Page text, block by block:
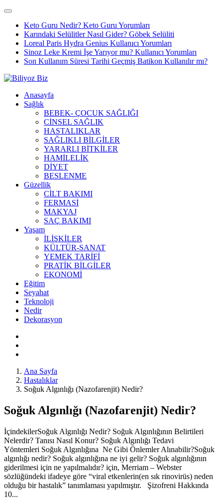
Keto Guru Nedir? Keto Guru Yorumları
Karındaki Selülitler Nasıl Gider? Göbek Selüliti
Loreal Paris Hydra Genius Kullanıcı Yorumları
Sinoz Leke Kremi İşe Yarıyor mu? Kullanıcı Yorumları
Son Kullanım Süresi Tarihi Geçmiş Batikon Kullanılır mı?
Anasayfa
Sağlık
BEBEK- ÇOCUK SAĞLIĞI
CİNSEL SAĞLIK
HASTALIKLAR
SAĞLIKLI BİLGİLER
YARARLI BİTKİLER
HAMİLELİK
DİYET
BESLENME
Güzellik
CİLT BAKIMI
FERMASİ
MAKYAJ
SAÇ BAKIMI
Yaşam
İLİŞKİLER
KÜLTÜR-SANAT
YEMEK TARİFİ
PRATİK BİLGİLER
EKONOMİ
Eğitim
Seyahat
Teknoloji
Nedir
Dekorasyon
Ana Sayfa
Hastalıklar
Soğuk Algınlığı (Nazofarenjit) Nedir?
Soğuk Algınlığı (Nazofarenjit) Nedir?
İçindekilerSoğuk Algınlığı Nedir? Soğuk Algınlığının Belirtileri
Nelerdir? Tanısı Nasıl Konur? Soğuk Algınlığı Tedavi
Yöntemleri Soğuk Algınlığına Ne Gibi Önlemler Alınabilir?Soğuk
algınlığı nedir? Soğuk algınlığına ne iyi gelir? Soğuk algınlığının
giderilmesi için ne yapılmalıdır? için, Merriam – Webster
sözlüğündeki ifadeye göre “viral etkenlerin(en sık rinovirüs) neden
olduğu bir hastalık” tanımlaması yapılmıştır. Şizofreni Hakkında
10...